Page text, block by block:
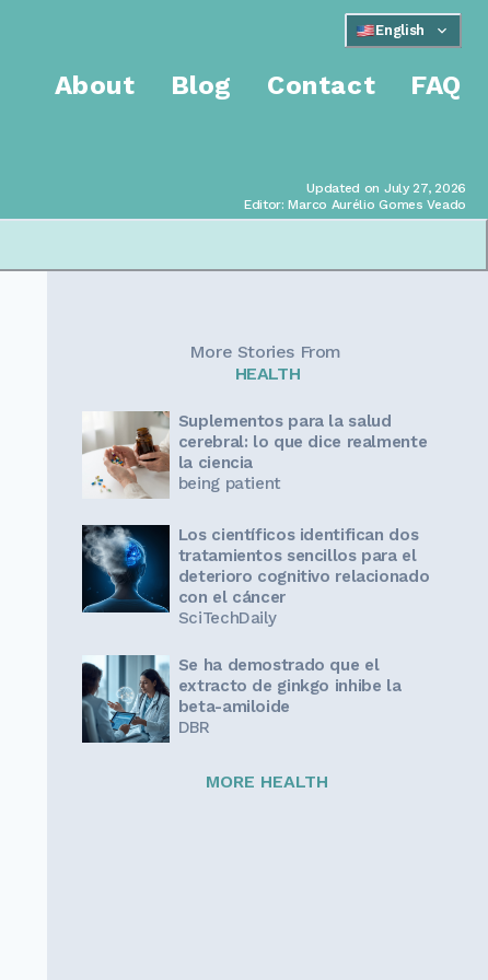
English
Updated on July 27, 2026
Editor: Marco Aurélio Gomes Veado
About Blog Contact FAQ
More Stories From
HEALTH
Suplementos para la salud
cerebral: lo que dice realmente
la ciencia
being patient
Los científicos identifican dos
tratamientos sencillos para el
deterioro cognitivo relacionado
con el cáncer
SciTechDaily
Se ha demostrado que el
extracto de ginkgo inhibe la
beta-amiloide
DBR
MORE HEALTH